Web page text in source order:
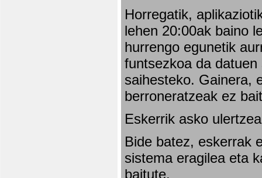
Horregatik,
lehen 20:00ak baino
hurrengo egunetik
funtsezkoa da
saihesteko. Gainera,
berroneratzeak ez
Eskerrik asko
Bide batez, eskerrak
sistema eragilea eta
baitute.